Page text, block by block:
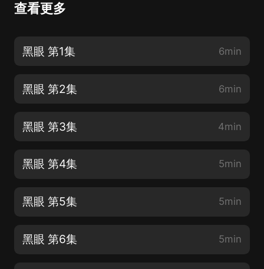
查看更多
黑眼 第1集 6min
黑眼 第2集 6min
黑眼 第3集 4min
黑眼 第4集 5min
黑眼 第5集 5min
黑眼 第6集 5min